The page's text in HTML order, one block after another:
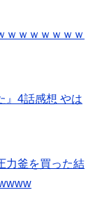
ｗｗｗｗｗｗｗ
』4話感想 やは
力釜を買った結